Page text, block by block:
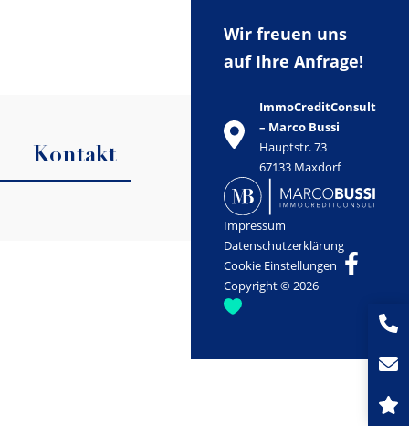
Kontakt
Wir freuen uns
auf Ihre Anfrage!
ImmoCreditConsult
– Marco Bussi
Hauptstr. 73
67133 Maxdorf
Impressum
Datenschutzerklärung
Cookie Einstellungen
Copyright © 2026